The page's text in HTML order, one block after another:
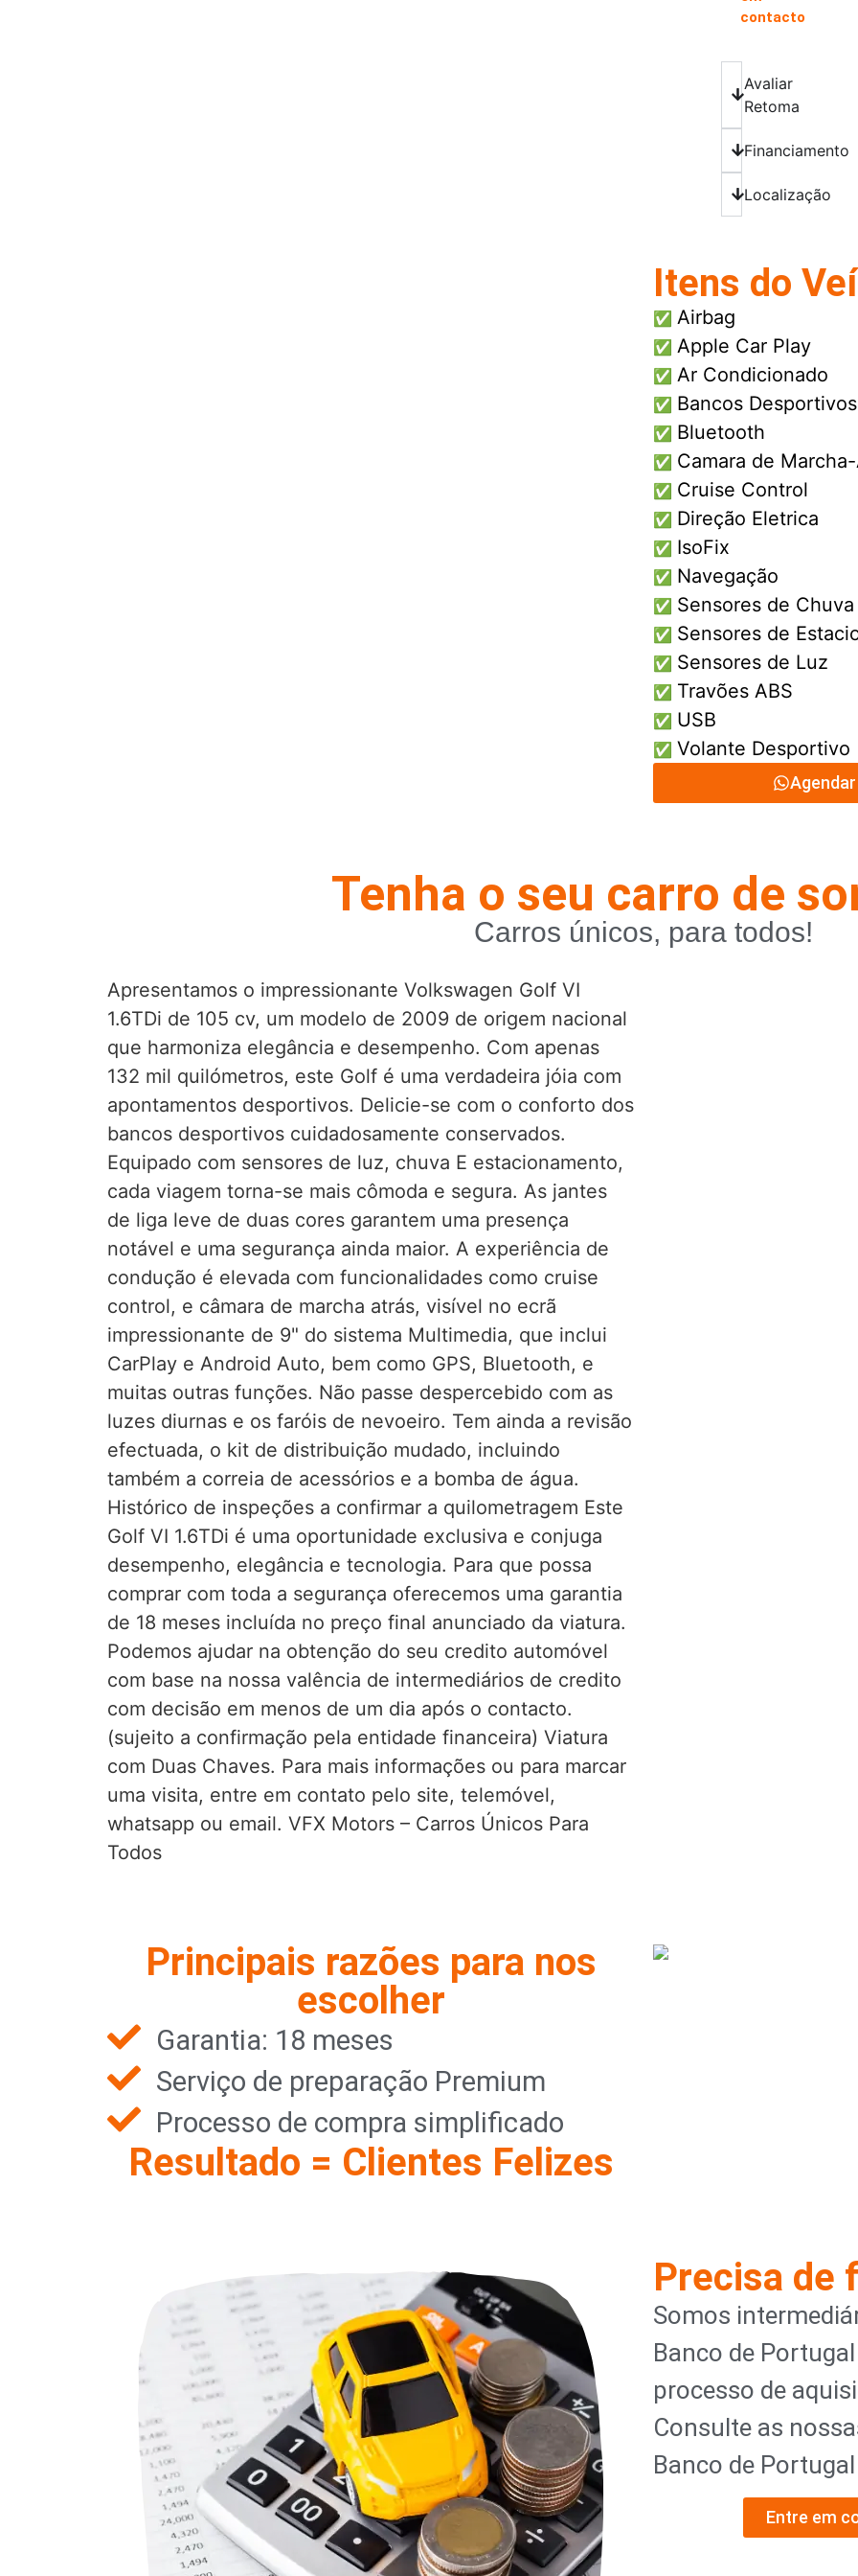
contacto
Avaliar
Retoma
Financiamento
Localização
Itens do
✅ Airbag
✅ Apple Car Play
✅ Ar Condicionado
✅ Bancos Desportivos
✅ Bluetooth
✅ Camara de
✅ Cruise Control
✅ Direção Eletrica
✅ IsoFix
✅ Navegação
✅ Sensores de Chuva
✅ Sensores de
✅ Sensores de Luz
✅ Travões ABS
✅ USB
✅ Volante Desportivo
Tenha o seu carro de
Carros únicos, para todos!
Apresentamos o impressionante Volkswagen Golf VI
1.6TDi de 105 cv, um modelo de 2009 de origem nacional
que harmoniza elegância e desempenho. Com apenas
132 mil quilómetros, este Golf é uma verdadeira jóia com
apontamentos desportivos. Delicie-se com o conforto dos
bancos desportivos cuidadosamente conservados.
Equipado com sensores de luz, chuva E estacionamento,
cada viagem torna-se mais cômoda e segura. As jantes
de liga leve de duas cores garantem uma presença
notável e uma segurança ainda maior. A experiência de
condução é elevada com funcionalidades como cruise
control, e câmara de marcha atrás, visível no ecrã
impressionante de 9" do sistema Multimedia, que inclui
CarPlay e Android Auto, bem como GPS, Bluetooth, e
muitas outras funções. Não passe despercebido com as
luzes diurnas e os faróis de nevoeiro. Tem ainda a revisão
efectuada, o kit de distribuição mudado, incluindo
também a correia de acessórios e a bomba de água.
Histórico de inspeções a confirmar a quilometragem Este
Golf VI 1.6TDi é uma oportunidade exclusiva e conjuga
desempenho, elegância e tecnologia. Para que possa
comprar com toda a segurança oferecemos uma garantia
de 18 meses incluída no preço final anunciado da viatura.
Podemos ajudar na obtenção do seu credito automóvel
com base na nossa valência de intermediários de credito
com decisão em menos de um dia após o contacto.
(sujeito a confirmação pela entidade financeira) Viatura
com Duas Chaves. Para mais informações ou para marcar
uma visita, entre em contato pelo site, telemóvel,
whatsapp ou email. VFX Motors – Carros Únicos Para
Todos
Principais razões para nos
escolher
Garantia: 18 meses
Serviço de preparação Premium
Processo de compra simplificado
Resultado = Clientes Felizes
Precisa de
Somos
Banco de
processo de
Consulte as
Banco de Portugal
Entre em